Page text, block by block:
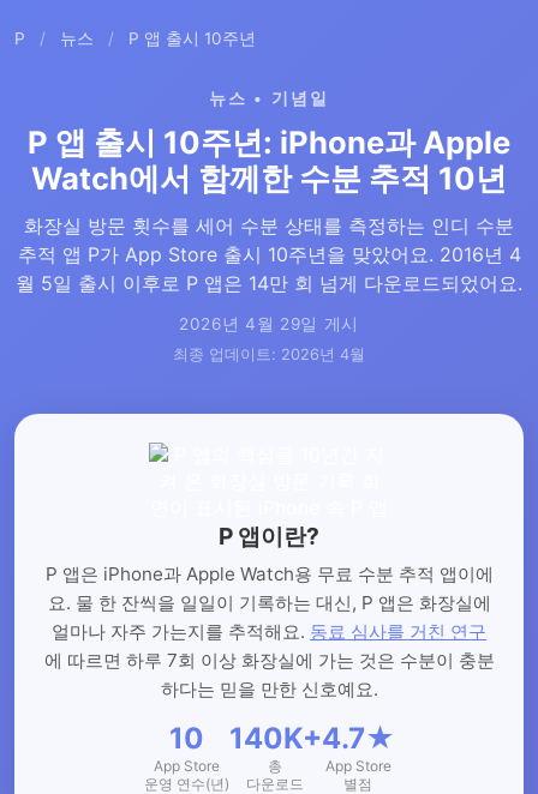
P / 뉴스 / P 앱 출시 10주년
뉴스 • 기념일
P 앱 출시 10주년: iPhone과 Apple
Watch에서 함께한 수분 추적 10년
화장실 방문 횟수를 세어 수분 상태를 측정하는 인디 수분
추적 앱 P가 App Store 출시 10주년을 맞았어요. 2016년 4
월 5일 출시 이후로 P 앱은 14만 회 넘게 다운로드되었어요.
2026년 4월 29일 게시
최종 업데이트: 2026년 4월
P 앱이란?
P 앱은 iPhone과 Apple Watch용 무료 수분 추적 앱이에
요. 물 한 잔씩을 일일이 기록하는 대신, P 앱은 화장실에
얼마나 자주 가는지를 추적해요. 동료 심사를 거친 연구
에 따르면 하루 7회 이상 화장실에 가는 것은 수분이 충분
하다는 믿을 만한 신호예요.
10
App Store
운영 연수(년)
140K+
총
다운로드
4.7★
App Store
별점